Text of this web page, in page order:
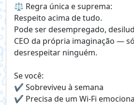
⚖️ Regra única e suprema:
Respeito acima de tudo.
Pode ser desempregado,
CEO da própria imaginação —
desrespeitar ninguém.
Se você:
✔️ Sobreviveu à semana
✔️ Precisa de um Wi-Fi